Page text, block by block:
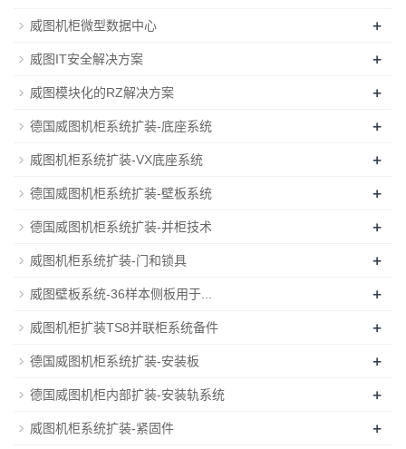
威图机柜微型数据中心 +
威图IT安全解决方案 +
威图模块化的RZ解决方案 +
德国威图机柜系统扩装-底座系统 +
威图机柜系统扩装-VX底座系统 +
德国威图机柜系统扩装-壁板系统 +
德国威图机柜系统扩装-并柜技术 +
威图机柜系统扩装-门和锁具 +
威图壁板系统-36样本侧板用于... +
威图机柜扩装TS8并联柜系统备件 +
德国威图机柜系统扩装-安装板 +
德国威图机柜内部扩装-安装轨系统 +
威图机柜系统扩装-紧固件 +